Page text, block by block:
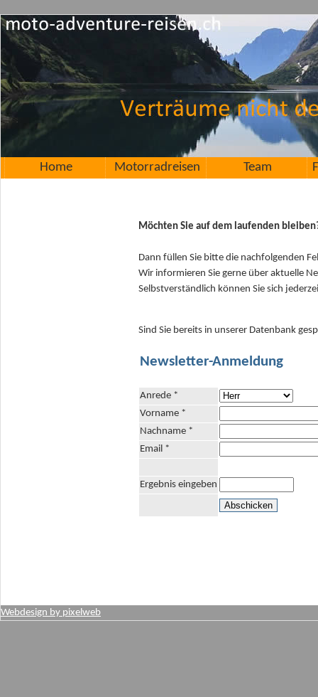
Home Motorradreisen Team
Möchten Sie auf dem laufenden
Dann füllen Sie bitte die nachfolgenden
Wir informieren Sie gerne über aktuelle
Selbstverständlich können Sie sich
Sind Sie bereits in unserer Datenbank
Newsletter-Anmeldung
Anrede *
Vorname *
Nachname *
Email *
Ergebnis eingeben
Webdesign by pixelweb